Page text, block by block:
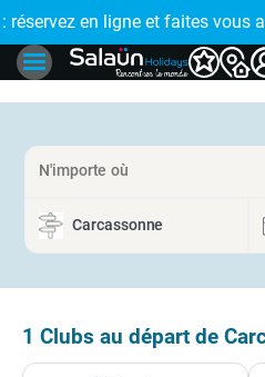
!
: réservez en ligne et faites
1 Clubs au départ de